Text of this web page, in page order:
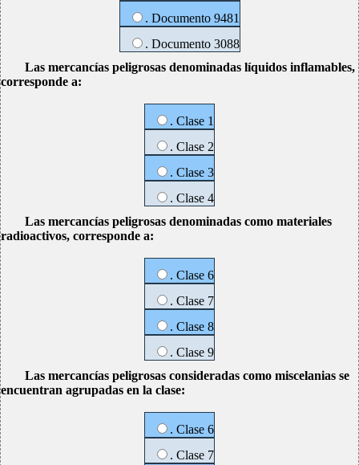
. Documento 9481
. Documento 3088
Las mercancías peligrosas denominadas líquidos inflamables,
corresponde a:
. Clase 1
. Clase 2
. Clase 3
. Clase 4
Las mercancías peligrosas denominadas como materiales
radioactivos, corresponde a:
. Clase 6
. Clase 7
. Clase 8
. Clase 9
Las mercancías peligrosas consideradas como miscelanias se
encuentran agrupadas en la clase:
. Clase 6
. Clase 7